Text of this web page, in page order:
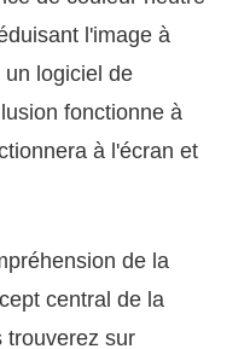
l'image à
logiciel de
fonctionne à
à l'écran et
de la
central de la
trouverez sur